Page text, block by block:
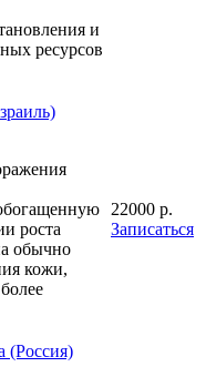
и
ресурсов
роста
обычно
кожи,
22000 р.
Записаться
(Россия)